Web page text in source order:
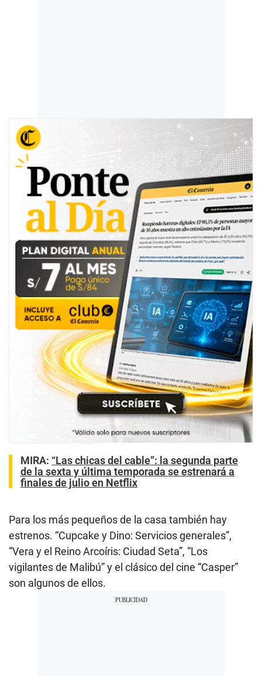
MIRA: “Las chicas del cable”: la segunda parte
de la sexta y última temporada se estrenará a
finales de julio en Netflix
Para los más pequeños de la casa también hay
estrenos. “Cupcake y Dino: Servicios generales”,
“Vera y el Reino Arcoíris: Ciudad Seta”, “Los
vigilantes de Malibú” y el clásico del cine “Casper”
son algunos de ellos.